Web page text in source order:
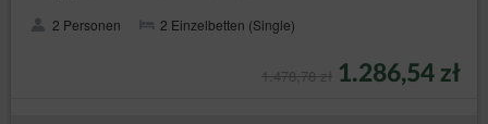
2 Personen 2 Einzelbetten (Single)
1.478,78 zł 1.286,54 zł